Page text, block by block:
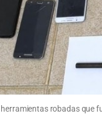
robadas que